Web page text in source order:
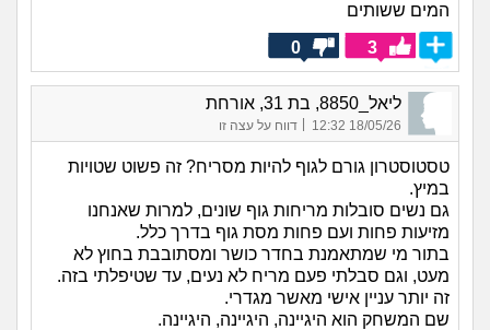
המים ששותים
3
0
ליאל_8850, בת 31, אורחת
18/05/26 12:32
| דווח על עצה זו
טסטוסטרון גורם לגוף להיות מסריח? זה פשוט שטויות
במיץ.
גם נשים סובלות מריחות גוף שונים, למרות שאנחנו
מזיעות פחות ועם פחות מסת גוף בדרך כלל.
בתור מי שמתאמנת בחדר כושר ומסתובבת בחוץ לא
מעט, וגם סבלתי פעם מריח לא נעים, עד שטיפלתי בזה.
זה יותר עניין אישי מאשר מגדרי.
שם המשחק הוא היגיינה, היגיינה, היגיינה.